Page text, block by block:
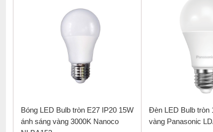
Thông tin sản phẩm Bóng LED Bulb
Bóng LED Bulb tròn E27 IP20 15W
ánh sáng vàng 3000K Nanoco
Đèn LED Bulb tròn
vàng Panasonic